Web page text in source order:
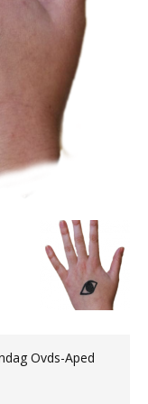
Ovds-Aped